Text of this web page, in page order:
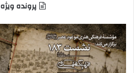
پرونده ویژه